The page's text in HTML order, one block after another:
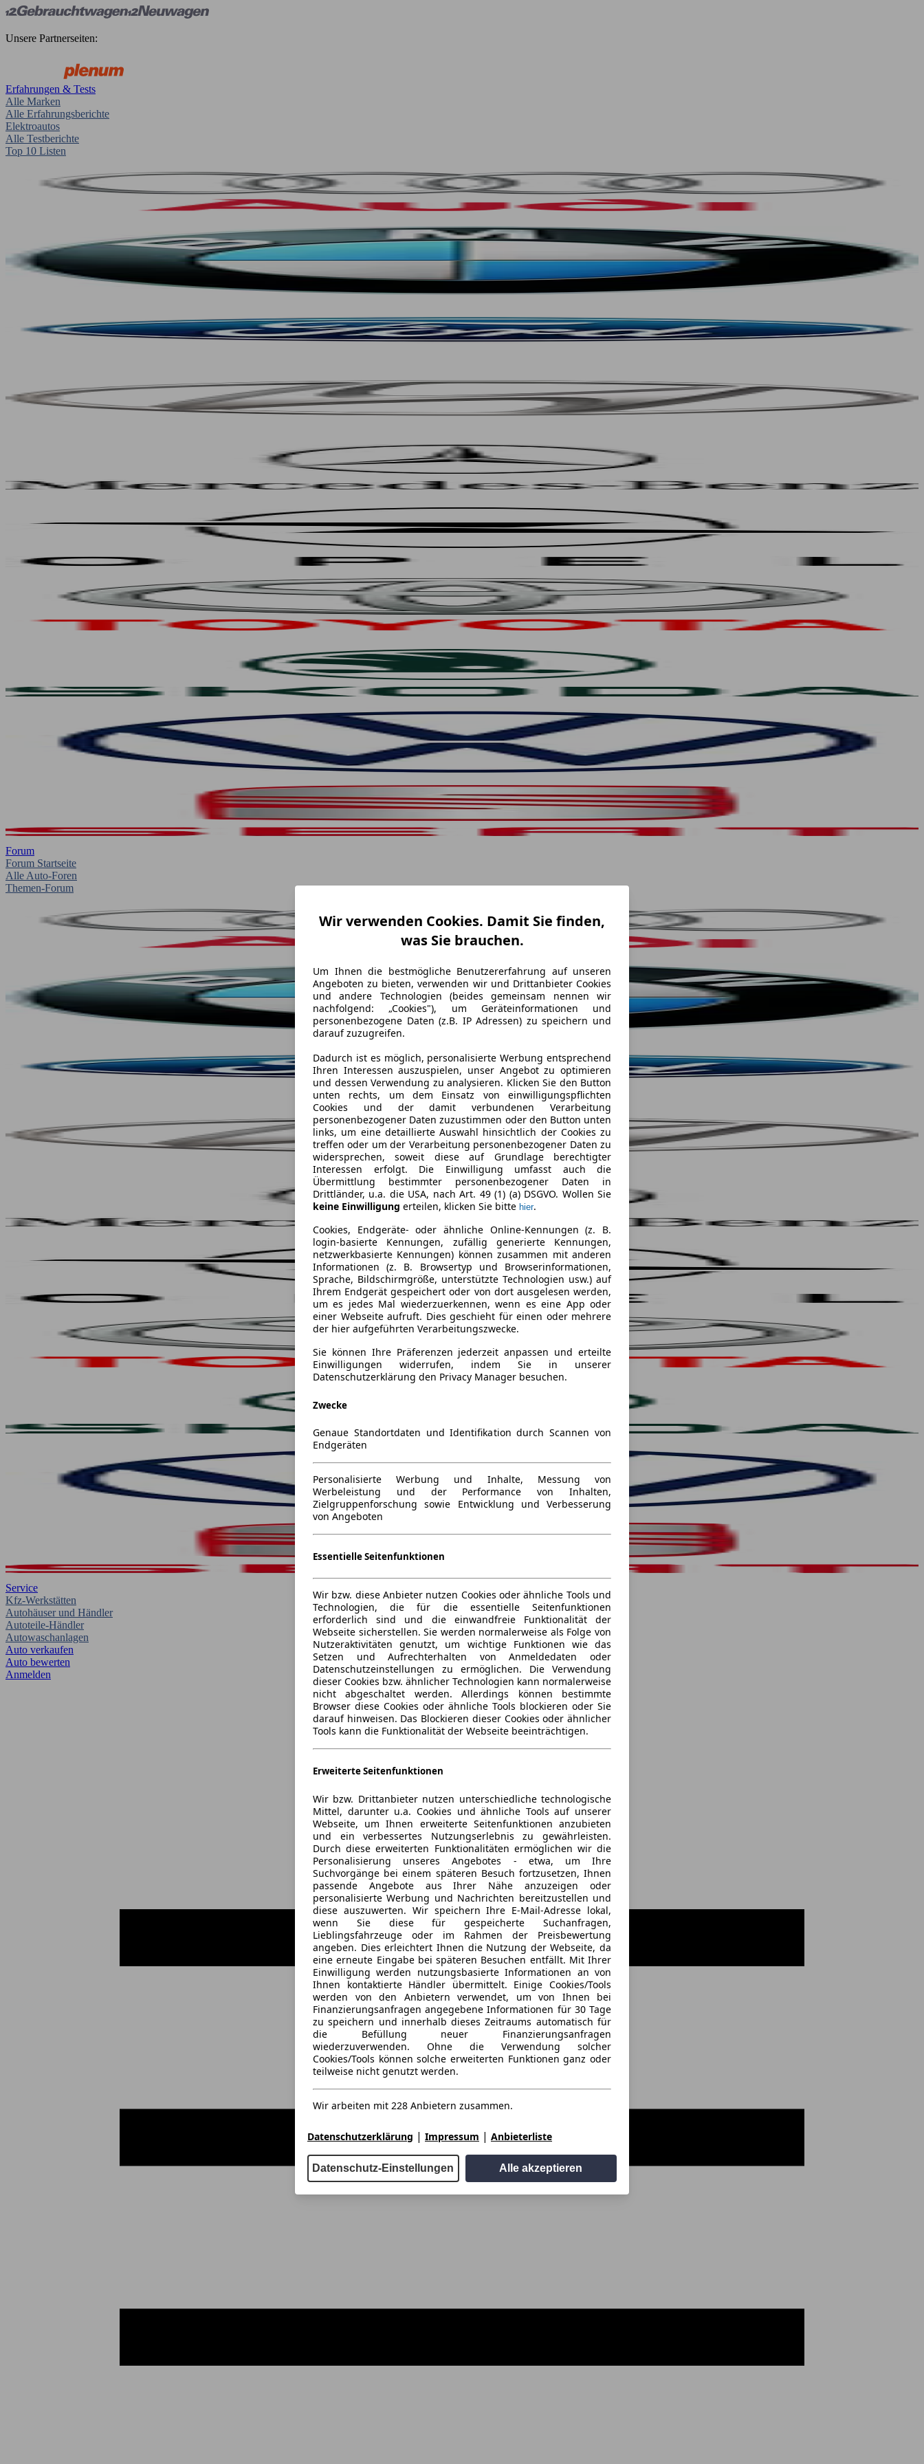
Unsere Partnerseiten:
Wir verwenden Cookies. Damit Sie finden,
was Sie brauchen.
Um Ihnen die bestmögliche Benutzererfahrung auf unseren
Angeboten zu bieten, verwenden wir und Drittanbieter Cookies
und andere Technologien (beides gemeinsam nennen wir
nachfolgend: „Cookies"), um Geräteinformationen und
personenbezogene Daten (z.B. IP Adressen) zu speichern und
darauf zuzugreifen.
Dadurch ist es möglich, personalisierte Werbung entsprechend
Ihren Interessen auszuspielen, unser Angebot zu optimieren
und dessen Verwendung zu analysieren. Klicken Sie den Button
unten rechts, um dem Einsatz von einwilligungspflichten
Cookies und der damit verbundenen Verarbeitung
personenbezogener Daten zuzustimmen oder den Button unten
links, um eine detaillierte Auswahl hinsichtlich der Cookies zu
treffen oder um der Verarbeitung personenbezogener Daten zu
widersprechen, soweit diese auf Grundlage berechtigter
Interessen erfolgt. Die Einwilligung umfasst auch die
Übermittlung bestimmter personenbezogener Daten in
Drittländer, u.a. die USA, nach Art. 49 (1) (a) DSGVO. Wollen Sie
keine Einwilligung erteilen, klicken Sie bitte hier.
Cookies, Endgeräte- oder ähnliche Online-Kennungen (z. B.
login-basierte Kennungen, zufällig generierte Kennungen,
netzwerkbasierte Kennungen) können zusammen mit anderen
Informationen (z. B. Browsertyp und Browserinformationen,
Sprache, Bildschirmgröße, unterstützte Technologien usw.) auf
Ihrem Endgerät gespeichert oder von dort ausgelesen werden,
um es jedes Mal wiederzuerkennen, wenn es eine App oder
einer Webseite aufruft. Dies geschieht für einen oder mehrere
der hier aufgeführten Verarbeitungszwecke.
Sie können Ihre Präferenzen jederzeit anpassen und erteilte
Einwilligungen widerrufen, indem Sie in unserer
Datenschutzerklärung den Privacy Manager besuchen.
Zwecke
Genaue Standortdaten und Identifikation durch Scannen von
Endgeräten
Personalisierte Werbung und Inhalte, Messung von
Werbeleistung und der Performance von Inhalten,
Zielgruppenforschung sowie Entwicklung und Verbesserung
von Angeboten
Essentielle Seitenfunktionen
Wir bzw. diese Anbieter nutzen Cookies oder ähnliche Tools und
Technologien, die für die essentielle Seitenfunktionen
erforderlich sind und die einwandfreie Funktionalität der
Webseite sicherstellen. Sie werden normalerweise als Folge von
Nutzeraktivitäten genutzt, um wichtige Funktionen wie das
Setzen und Aufrechterhalten von Anmeldedaten oder
Datenschutzeinstellungen zu ermöglichen. Die Verwendung
dieser Cookies bzw. ähnlicher Technologien kann normalerweise
nicht abgeschaltet werden. Allerdings können bestimmte
Browser diese Cookies oder ähnliche Tools blockieren oder Sie
darauf hinweisen. Das Blockieren dieser Cookies oder ähnlicher
Tools kann die Funktionalität der Webseite beeinträchtigen.
Erweiterte Seitenfunktionen
Wir bzw. Drittanbieter nutzen unterschiedliche technologische
Mittel, darunter u.a. Cookies und ähnliche Tools auf unserer
Webseite, um Ihnen erweiterte Seitenfunktionen anzubieten
und ein verbessertes Nutzungserlebnis zu gewährleisten.
Durch diese erweiterten Funktionalitäten ermöglichen wir die
Personalisierung unseres Angebotes - etwa, um Ihre
Suchvorgänge bei einem späteren Besuch fortzusetzen, Ihnen
passende Angebote aus Ihrer Nähe anzuzeigen oder
personalisierte Werbung und Nachrichten bereitzustellen und
diese auszuwerten. Wir speichern Ihre E-Mail-Adresse lokal,
wenn Sie diese für gespeicherte Suchanfragen,
Lieblingsfahrzeuge oder im Rahmen der Preisbewertung
angeben. Dies erleichtert Ihnen die Nutzung der Webseite, da
eine erneute Eingabe bei späteren Besuchen entfällt. Mit Ihrer
Einwilligung werden nutzungsbasierte Informationen an von
Ihnen kontaktierte Händler übermittelt. Einige Cookies/Tools
werden von den Anbietern verwendet, um von Ihnen bei
Finanzierungsanfragen angegebene Informationen für 30 Tage
zu speichern und innerhalb dieses Zeitraums automatisch für
die Befüllung neuer Finanzierungsanfragen
wiederzuverwenden. Ohne die Verwendung solcher
Cookies/Tools können solche erweiterten Funktionen ganz oder
teilweise nicht genutzt werden.
Wir arbeiten mit 228 Anbietern zusammen.
Datenschutzerklärung | Impressum | Anbieterliste
Datenschutz-Einstellungen Alle akzeptieren
Erfahrungen & Tests
Alle Marken
Alle Erfahrungsberichte
Elektroautos
Alle Testberichte
Top 10 Listen
Forum
Forum Startseite
Alle Auto-Foren
Themen-Forum
Service
Kfz-Werkstätten
Autohäuser und Händler
Autoteile-Händler
Autowaschanlagen
Auto verkaufen
Auto bewerten
Anmelden